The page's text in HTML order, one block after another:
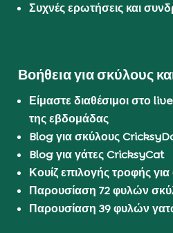
Συχνές ερωτήσεις και
Βοήθεια για σκύλους
Είμαστε διαθέσιμοι στο
της εβδομάδας
Blog για σκύλους
Blog για γάτες CricksyCat
Κουίζ επιλογής τροφής
Παρουσίαση 72 φυλών
Παρουσίαση 39 φυλών